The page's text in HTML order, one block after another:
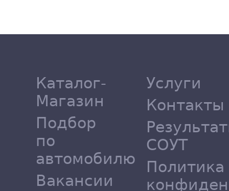
Каталог-
Магазин
Подбор
по
автомобилю
Вакансии
Услуги
Контакты
СОУТ
Политика